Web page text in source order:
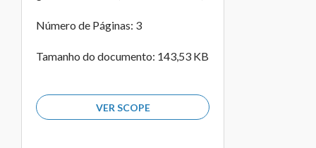
Número de Páginas: 3
Tamanho do documento: 143,53 KB
VER SCOPE